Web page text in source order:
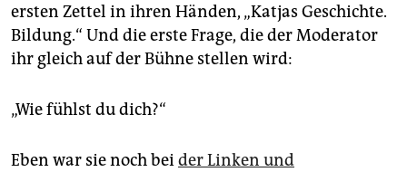
ersten Zettel in ihren Händen, „Katjas Geschichte.
Bildung.“ Und die erste Frage, die der Moderator
ihr gleich auf der Bühne stellen wird:
„Wie fühlst du dich?“
Eben war sie noch beider Linken und